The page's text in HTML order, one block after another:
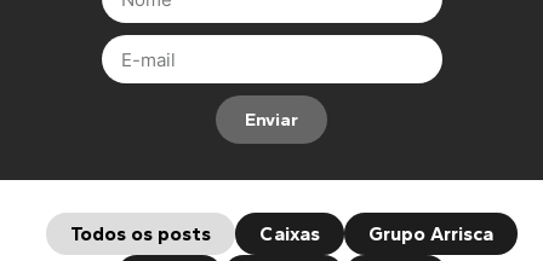
Enviar
Caixas Grupo Arrisca
Todos os posts